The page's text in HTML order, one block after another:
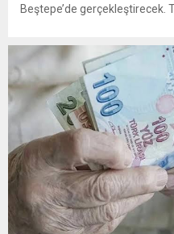
Beştepe’de gerçekleştirecek.
kararları ulusa sesleniş
Emeklilere refah payı
açıklanan enflasyon